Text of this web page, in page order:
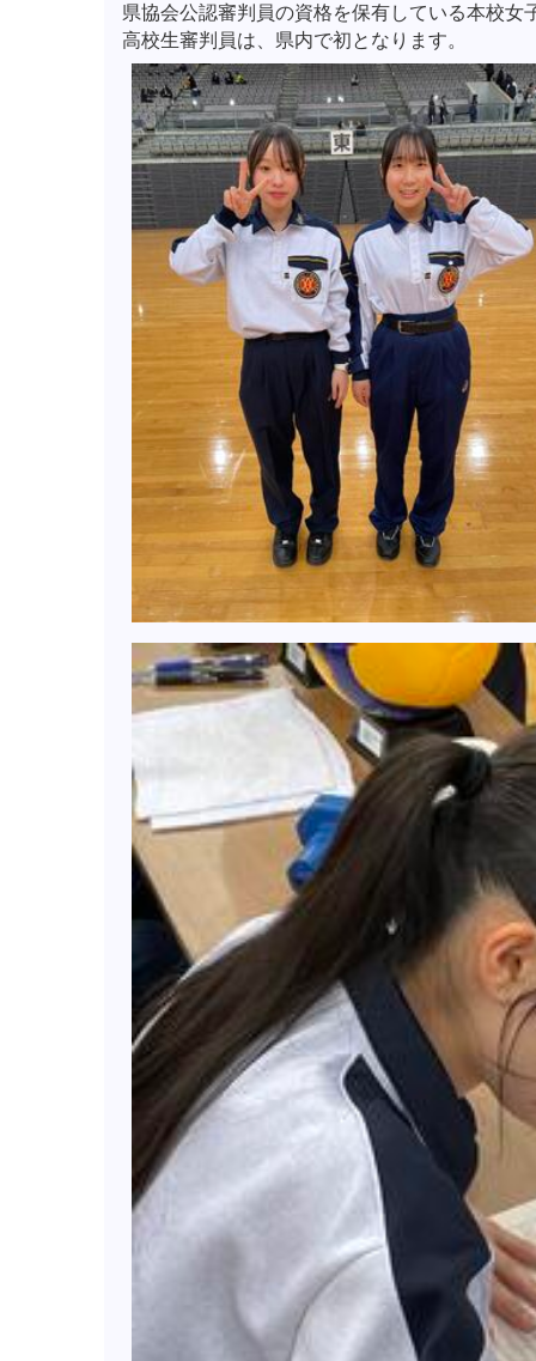
県協会公認審判員の資格を保有している本校
高校生審判員は、県内で初となります。